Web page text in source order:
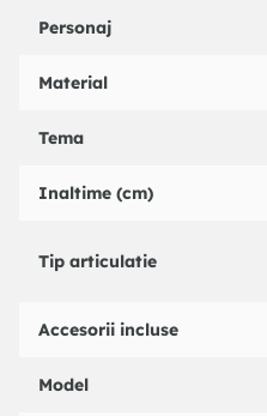
Personaj
Material
Tema
Inaltime (cm)
Tip articulatie
Accesorii incluse
Model